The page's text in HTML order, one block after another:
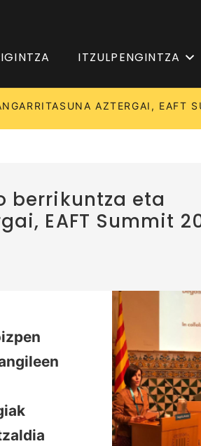
ITZULPENGINTZA
AZTERGAI, EAFT
berrikuntza eta
EAFT Summit